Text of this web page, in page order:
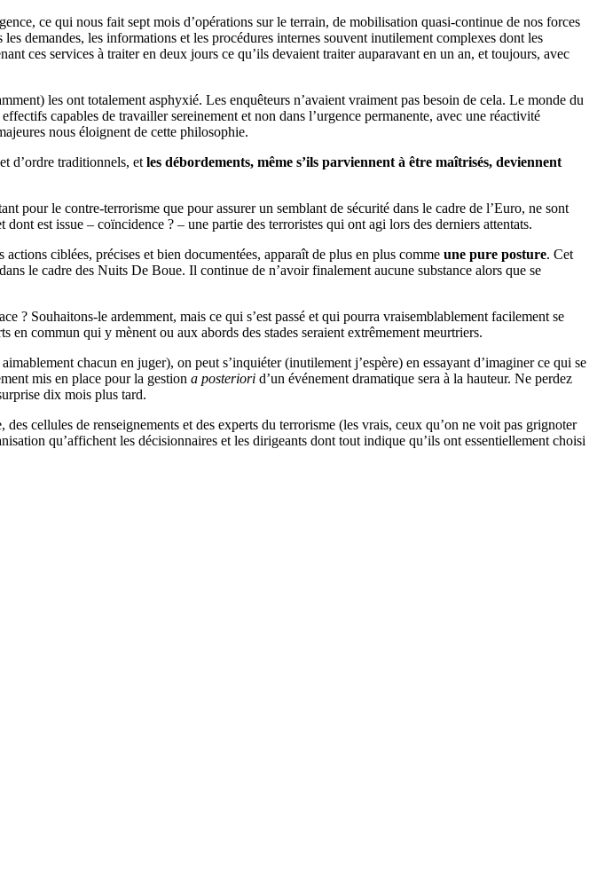
ce qui nous fait sept mois d’opérations sur le terrain, de mobilisation quasi-continue de nos forces
demandes, les informations et les procédures internes souvent inutilement complexes dont les
ces services à traiter en deux jours ce qu’ils devaient traiter auparavant en un an, et toujours, avec
les ont totalement asphyxié. Les enquêteurs n’avaient vraiment pas besoin de cela. Le monde du
capables de travailler sereinement et non dans l’urgence permanente, avec une réactivité
nous éloignent de cette philosophie.
d’ordre traditionnels, et les débordements, même s’ils parviennent à être maîtrisés, deviennent
pour le contre-terrorisme que pour assurer un semblant de sécurité dans le cadre de l’Euro, ne sont
est issue – coïncidence ? – une partie des terroristes qui ont agi lors des derniers attentats.
ciblées, précises et bien documentées, apparaît de plus en plus comme une pure posture. Cet
le cadre des Nuits De Boue. Il continue de n’avoir finalement aucune substance alors que se
? Souhaitons-le ardemment, mais ce qui s’est passé et qui pourra vraisemblablement facilement se
en commun qui y mènent ou aux abords des stades seraient extrêmement meurtriers.
chacun en juger), on peut s’inquiéter (inutilement j’espère) en essayant d’imaginer ce qui se
mis en place pour la gestion a posteriori d’un événement dramatique sera à la hauteur. Ne perdez
dix mois plus tard.
cellules de renseignements et des experts du terrorisme (les vrais, ceux qu’on ne voit pas grignoter
qu’affichent les décisionnaires et les dirigeants dont tout indique qu’ils ont essentiellement choisi